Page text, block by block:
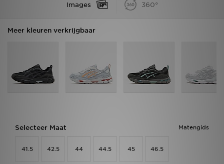
Images 360°
Meer kleuren verkrijgbaar
Matengids
Selecteer Maat
41.5 42.5 44 44.5 45 46.5
Klantenservice
Download de app